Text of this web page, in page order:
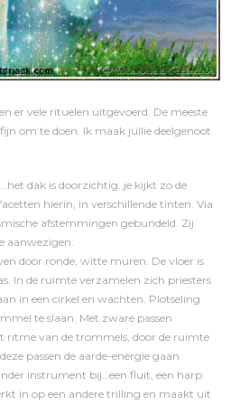
er vele rituelen uitgevoerd. De meeste
om te doen. Ik maak jullie deelgenoot
dak is doorzichtig..je kijkt zo de
hierin, in verschillende tinten. Via
afstemmingen gebundeld. Zij
aanwezigen.
door ronde, witte muren. De vloer is
In de ruimte verzamelen zich priesters
in een cirkel en wachten. Plotseling
te slaan. Met zware passen
ritme van de trommels, door de ruimte
passen de aarde-energie gaan
instrument bij…een fluit, een harp
in op een andere trilling en maakt uit